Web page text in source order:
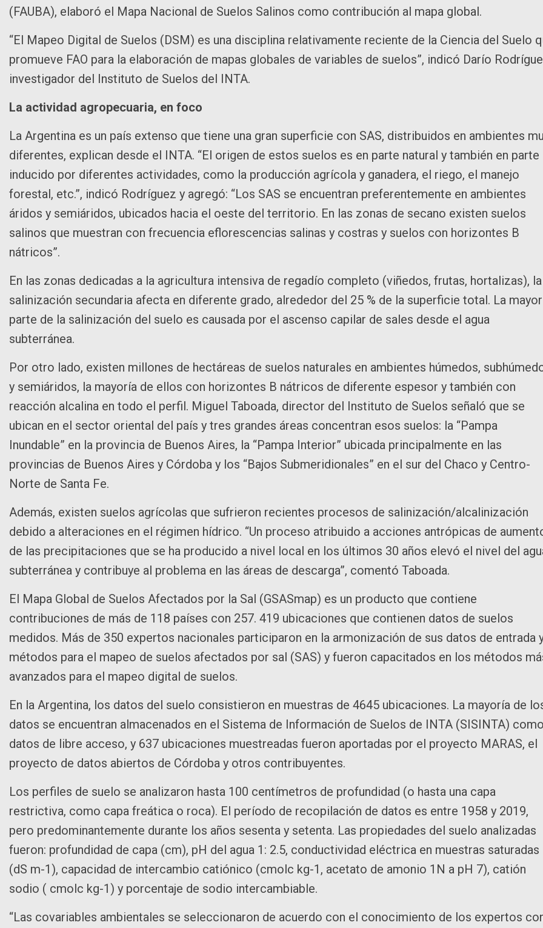
(FAUBA), elaboró el Mapa Nacional de Suelos Salinos como contribución al mapa global.
“El Mapeo Digital de Suelos (DSM) es una disciplina relativamente reciente de la Ciencia del Suelo
promueve FAO para la elaboración de mapas globales de variables de suelos”, indicó Darío
investigador del Instituto de Suelos del INTA.
La actividad agropecuaria, en foco
La Argentina es un país extenso que tiene una gran superficie con SAS, distribuidos en ambientes
diferentes, explican desde el INTA. “El origen de estos suelos es en parte natural y también en parte
inducido por diferentes actividades, como la producción agrícola y ganadera, el riego, el manejo
forestal, etc.”, indicó Rodríguez y agregó: “Los SAS se encuentran preferentemente en ambientes
áridos y semiáridos, ubicados hacia el oeste del territorio. En las zonas de secano existen suelos
salinos que muestran con frecuencia eflorescencias salinas y costras y suelos con horizontes B
nátricos”.
En las zonas dedicadas a la agricultura intensiva de regadío completo (viñedos, frutas, hortalizas), la
salinización secundaria afecta en diferente grado, alrededor del 25 % de la superficie total. La mayor
parte de la salinización del suelo es causada por el ascenso capilar de sales desde el agua
subterránea.
Por otro lado, existen millones de hectáreas de suelos naturales en ambientes húmedos,
y semiáridos, la mayoría de ellos con horizontes B nátricos de diferente espesor y también con
reacción alcalina en todo el perfil. Miguel Taboada, director del Instituto de Suelos señaló que se
ubican en el sector oriental del país y tres grandes áreas concentran esos suelos: la “Pampa
Inundable” en la provincia de Buenos Aires, la “Pampa Interior” ubicada principalmente en las
provincias de Buenos Aires y Córdoba y los “Bajos Submeridionales” en el sur del Chaco y Centro-
Norte de Santa Fe.
Además, existen suelos agrícolas que sufrieron recientes procesos de salinización/alcalinización
debido a alteraciones en el régimen hídrico. “Un proceso atribuido a acciones antrópicas de
de las precipitaciones que se ha producido a nivel local en los últimos 30 años elevó el nivel del
subterránea y contribuye al problema en las áreas de descarga”, comentó Taboada.
El Mapa Global de Suelos Afectados por la Sal (GSASmap) es un producto que contiene
contribuciones de más de 118 países con 257. 419 ubicaciones que contienen datos de suelos
medidos. Más de 350 expertos nacionales participaron en la armonización de sus datos de entrada
métodos para el mapeo de suelos afectados por sal (SAS) y fueron capacitados en los métodos
avanzados para el mapeo digital de suelos.
En la Argentina, los datos del suelo consistieron en muestras de 4645 ubicaciones. La mayoría de
datos se encuentran almacenados en el Sistema de Información de Suelos de INTA (SISINTA) como
datos de libre acceso, y 637 ubicaciones muestreadas fueron aportadas por el proyecto MARAS, el
proyecto de datos abiertos de Córdoba y otros contribuyentes.
Los perfiles de suelo se analizaron hasta 100 centímetros de profundidad (o hasta una capa
restrictiva, como capa freática o roca). El período de recopilación de datos es entre 1958 y 2019,
pero predominantemente durante los años sesenta y setenta. Las propiedades del suelo analizadas
fueron: profundidad de capa (cm), pH del agua 1: 2.5, conductividad eléctrica en muestras saturadas
(dS m-1), capacidad de intercambio catiónico (cmolc kg-1, acetato de amonio 1N a pH 7), catión
sodio ( cmolc kg-1) y porcentaje de sodio intercambiable.
“Las covariables ambientales se seleccionaron de acuerdo con el conocimiento de los expertos